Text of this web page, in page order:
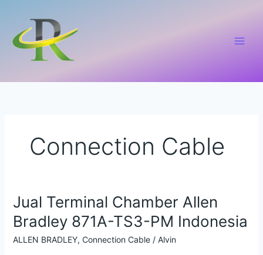
konten
Connection Cable
Jual Terminal Chamber Allen
Bradley 871A-TS3-PM Indonesia
ALLEN BRADLEY, Connection Cable/ Alvin
Jual
Chamber
Allen